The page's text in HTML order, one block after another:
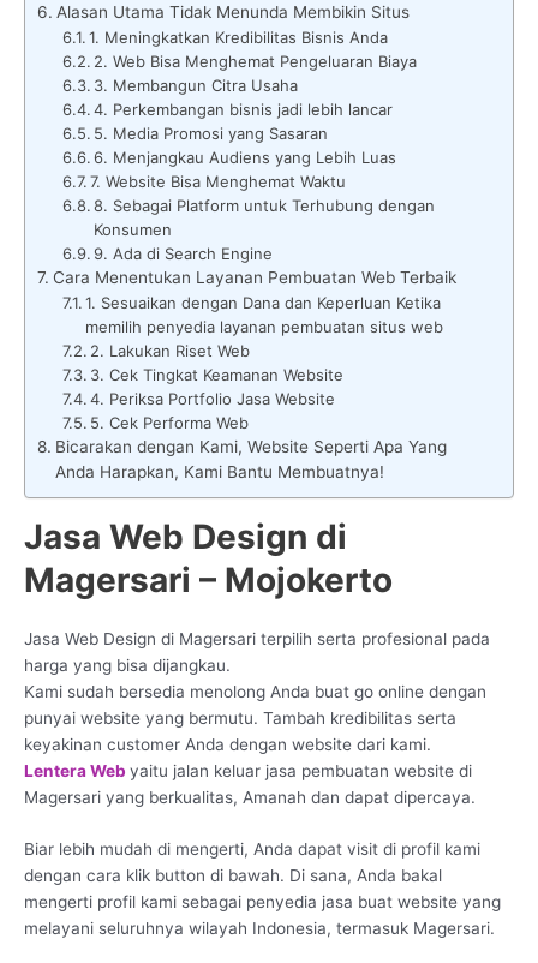
Alasan Utama Tidak Menunda Membikin Situs
1. Meningkatkan Kredibilitas Bisnis Anda
2. Web Bisa Menghemat Pengeluaran Biaya
3. Membangun Citra Usaha
4. Perkembangan bisnis jadi lebih lancar
5. Media Promosi yang Sasaran
6. Menjangkau Audiens yang Lebih Luas
7. Website Bisa Menghemat Waktu
8. Sebagai Platform untuk Terhubung dengan
Konsumen
9. Ada di Search Engine
Cara Menentukan Layanan Pembuatan Web Terbaik
1. Sesuaikan dengan Dana dan Keperluan Ketika
memilih penyedia layanan pembuatan situs web
2. Lakukan Riset Web
3. Cek Tingkat Keamanan Website
4. Periksa Portfolio Jasa Website
5. Cek Performa Web
Bicarakan dengan Kami, Website Seperti Apa Yang
Anda Harapkan, Kami Bantu Membuatnya!
Jasa Web Design di
Magersari – Mojokerto
Jasa Web Design di Magersari terpilih serta profesional pada
harga yang bisa dijangkau.
Kami sudah bersedia menolong Anda buat go online dengan
punyai website yang bermutu. Tambah kredibilitas serta
keyakinan customer Anda dengan website dari kami.
Lentera Web yaitu jalan keluar jasa pembuatan website di
Magersari yang berkualitas, Amanah dan dapat dipercaya.
Biar lebih mudah di mengerti, Anda dapat visit di profil kami
dengan cara klik button di bawah. Di sana, Anda bakal
mengerti profil kami sebagai penyedia jasa buat website yang
melayani seluruhnya wilayah Indonesia, termasuk Magersari.